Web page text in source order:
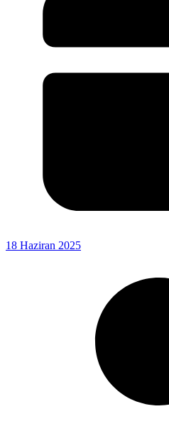
18 Haziran 2025